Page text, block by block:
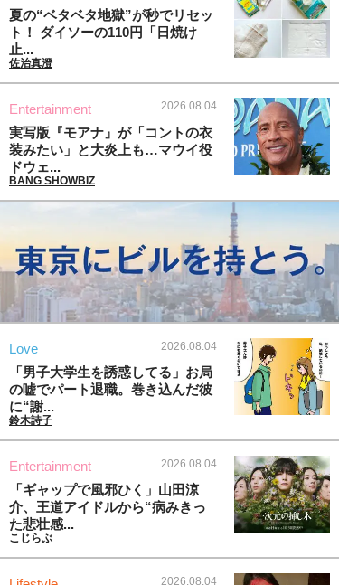
夏の“ベタベタ地獄”が秒でリセッ
ト！ ダイソーの110円「日焼け
止...
佐治真澄
Entertainment 2026.08.04
実写版『モアナ』が「コントの衣
装みたい」と大炎上も…マウイ役
ドウェ...
BANG SHOWBIZ
Love 2026.08.04
「男子大学生を誘惑してる」お局
の嘘でパート退職。巻き込んだ彼
に“謝...
鈴木詩子
Entertainment 2026.08.04
「ギャップで風邪ひく」山田涼
介、王道アイドルから“病みきっ
た悲壮感...
こじらぶ
2026.08.04